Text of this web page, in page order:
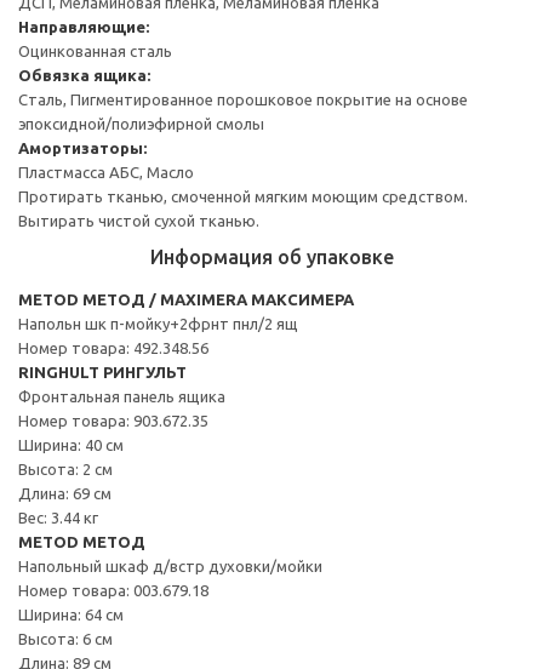
Направляющие:
Оцинкованная сталь
Обвязка ящика:
Сталь, Пигментированное порошковое покрытие на основе
эпоксидной/полиэфирной смолы
Амортизаторы:
Пластмасса АБС, Масло
Протирать тканью, смоченной мягким моющим средством.
Вытирать чистой сухой тканью.
Информация об упаковке
METOD МЕТОД / MAXIMERA МАКСИМЕРА
Напольн шк п-мойку+2фрнт пнл/2 ящ
Номер товара: 492.348.56
RINGHULT РИНГУЛЬТ
Фронтальная панель ящика
Номер товара: 903.672.35
Ширина: 40 см
Высота: 2 см
Длина: 69 см
Вес: 3.44 кг
METOD МЕТОД
Напольный шкаф д/встр духовки/мойки
Номер товара: 003.679.18
Ширина: 64 см
Высота: 6 см
Длина: 89 см